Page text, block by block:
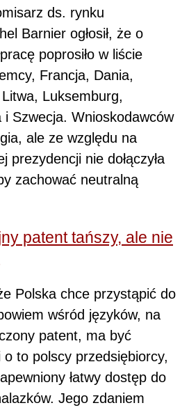
ds. rynku
Barnier ogłosił, że o
poprosiło w liście
Francja, Dania,
Luksemburg,
i Szwecja. Wnioskodawców
ale ze względu na
prezydencji nie dołączyła
zachować neutralną
patent tańszy, ale nie
Polska chce przystąpić do
wśród języków, na
patent, ma być
to polscy przedsiębiorcy,
łatwy dostęp do
Jego zdaniem